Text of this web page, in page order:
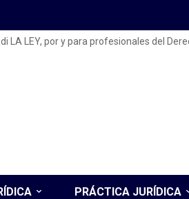
LA LEY, por y para profesionales del
PRÁCTICA JURÍDICA